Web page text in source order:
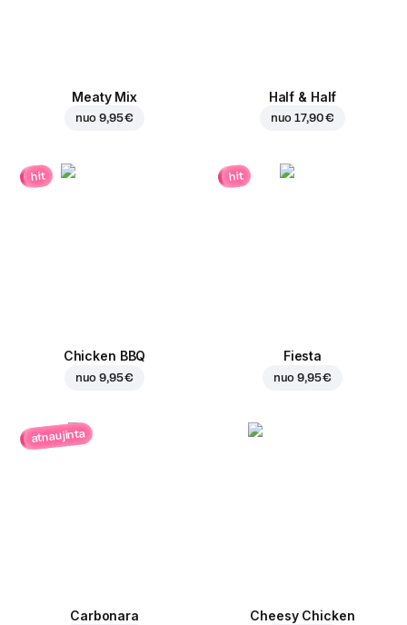
Meaty Mix
nuo9,95 €
Half & Half
nuo17,90 €
hit
Chicken BBQ
nuo9,95 €
hit
Fiesta
nuo9,95 €
atnaujinta
Carbonara Cheesy Chicken